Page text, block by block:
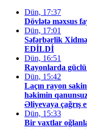
Dün, 17:37
Dövlətə məxsus
Dün, 17:01
Səfərbərlik
EDİLDİ
Dün, 16:51
Rayonlarda
Dün, 15:42
Laçın rayon
həkimin
Əliyevaya çağrış
Dün, 15:33
Bir vaxtlar